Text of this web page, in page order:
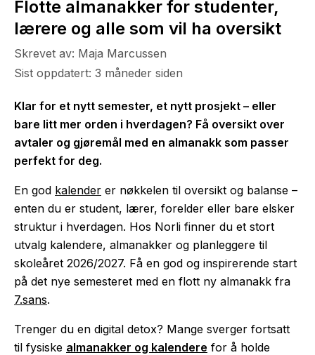
The Housemaid
Flotte almanakker for studenter,
lærere og alle som vil ha oversikt
Skrevet av: Maja Marcussen
Sist oppdatert: 3 måneder siden
Klar for et nytt semester, et nytt prosjekt – eller
bare litt mer orden i hverdagen? Få oversikt over
avtaler og gjøremål med en almanakk som passer
perfekt for deg.
En god kalender er nøkkelen til oversikt og balanse –
enten du er student, lærer, forelder eller bare elsker
struktur i hverdagen. Hos Norli finner du et stort
utvalg kalendere, almanakker og planleggere til
skoleåret 2026/2027. Få en god og inspirerende start
på det nye semesteret med en flott ny almanakk fra
7.sans.
Trenger du en digital detox? Mange sverger fortsatt
til fysiske almanakker og kalendere for å holde